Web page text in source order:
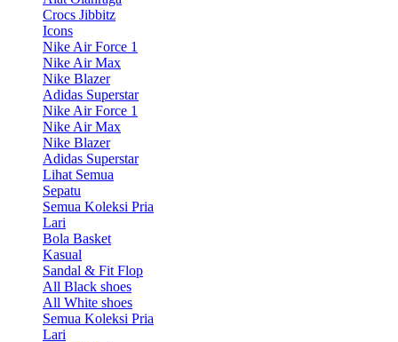
Crocs Jibbitz
Icons
Nike Air Force 1
Nike Air Max
Nike Blazer
Adidas Superstar
Nike Air Force 1
Nike Air Max
Nike Blazer
Adidas Superstar
Lihat Semua
Sepatu
Semua Koleksi Pria
Lari
Bola Basket
Kasual
Sandal & Fit Flop
All Black shoes
All White shoes
Semua Koleksi Pria
Lari